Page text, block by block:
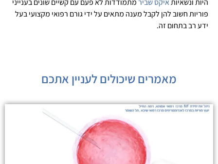
היות ונשאיותאיקס שבירמתמודדות לא פעם עם קשיים שונים בענייני
פוריות חשוב להן לקבל מענה מתאים על ידי גורם רפואי מקצועי בעל
ידע רב בתחום זה.
מאמרים שיכולים לעניין אתכם